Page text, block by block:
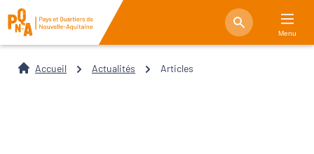
Menu
Accueil Actualités Articles